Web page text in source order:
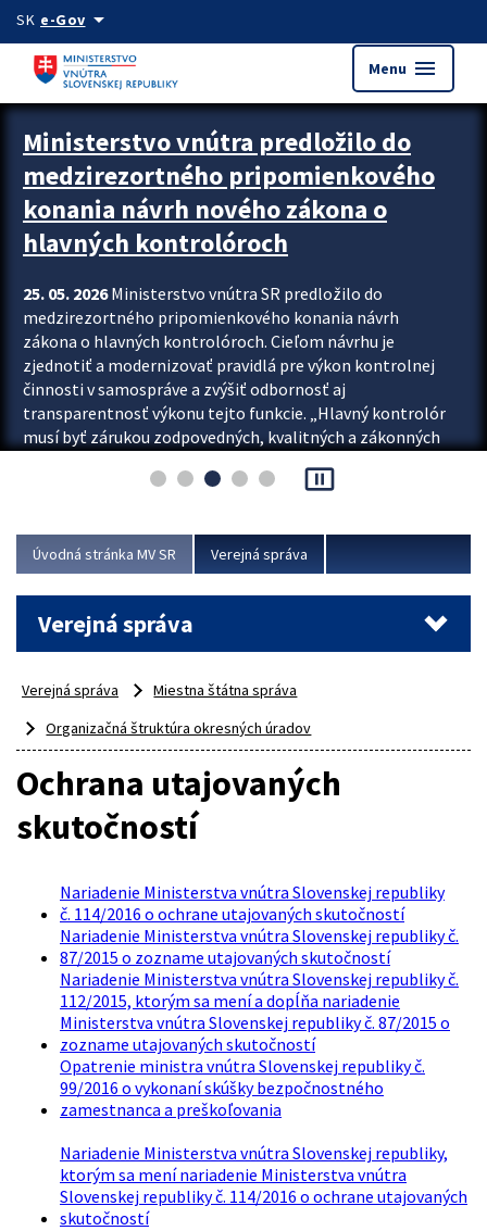
Preskocit na hlavný obsah
SK e-Govarrow_drop_down
Menu menu
Zastavit automatický posun upútavok
Ministerstvo vnútra predložilo do
medzirezortného pripomienkového
konania návrh nového zákona o
hlavných kontrolóroch
25. 05. 2026Ministerstvo vnútra SR predložilo do
medzirezortného pripomienkového konania návrh
zákona o hlavných kontrolóroch. Cieľom návrhu je
zjednotiť a modernizovať pravidlá pre výkon kontrolnej
činnosti v samospráve a zvýšiť odbornosť aj
transparentnosť výkonu tejto funkcie. „Hlavný kontrolór
musí byť zárukou zodpovedných, kvalitných a zákonných
prichádzame so zákonom, podľa ktorého je kontrolór
Viac
pause_presentation
Úvodná stránka MV SR Verejná správa
Verejná správa
Verejná správa
Miestna štátna správa
Organizačná štruktúra okresných úradov
Ochrana utajovaných
skutočností
Nariadenie Ministerstva vnútra Slovenskej republiky
č. 114/2016 o ochrane utajovaných skutočností
Nariadenie Ministerstva vnútra Slovenskej republiky č.
87/2015 o zozname utajovaných skutočností
Nariadenie Ministerstva vnútra Slovenskej republiky č.
112/2015, ktorým sa mení a dopĺňa nariadenie
Ministerstva vnútra Slovenskej republiky č. 87/2015 o
zozname utajovaných skutočností
Opatrenie ministra vnútra Slovenskej republiky č.
99/2016 o vykonaní skúšky bezpočnostného
zamestnanca a preškoľovania
Nariadenie Ministerstva vnútra Slovenskej republiky,
ktorým sa mení nariadenie Ministerstva vnútra
Slovenskej republiky č. 114/2016 o ochrane utajovaných
skutočností